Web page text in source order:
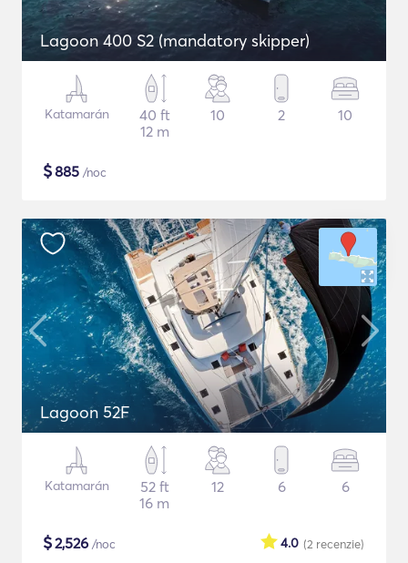
Lagoon 400 S2 (mandatory skipper)
Katamarán
40 ft
12 m
10 2 10
$885 /noc
Lagoon 52F
Katamarán
52 ft
16 m
12 6 6
$2,526 /noc (2 recenzie)
4.0